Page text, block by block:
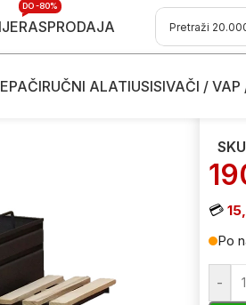
RASPRODAJA
DO -80%
RUČNI ALATIUSISIVAČI / VAP
Roštilj na
💳
Po
-